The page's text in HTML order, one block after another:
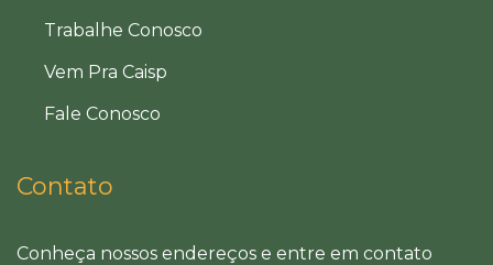
Trabalhe Conosco
Vem Pra Caisp
Fale Conosco
Contato
Conheça nossos endereços e entre em contato